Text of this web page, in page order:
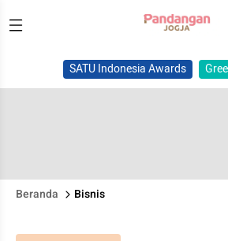
SATU Indonesia Awards
Beranda Bisnis